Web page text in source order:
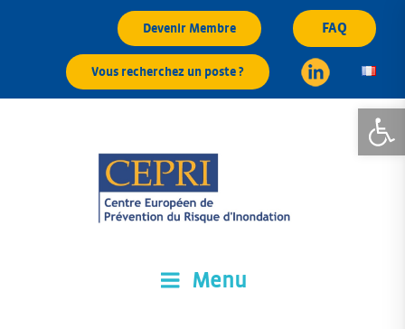
Ouvrir
Devenir Membre FAQ
Vous recherchez un poste ?
Menu